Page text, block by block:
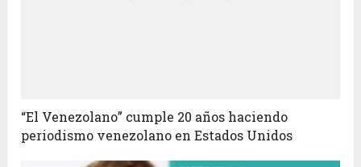
“El Venezolano” cumple 20 años haciendo
periodismo venezolano en Estados Unidos